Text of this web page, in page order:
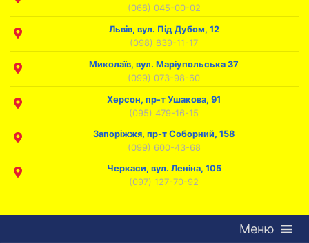
(068) 045-00-02
Львів, вул. Під Дубом, 12
(098) 839-11-17
Миколаїв, вул. Маріупольська 37
(099) 073-98-60
Херсон, пр-т Ушакова, 91
(095) 479-16-15
Запоріжжя, пр-т Соборний, 158
(099) 600-43-68
Черкаси, вул. Леніна, 105
(097) 127-70-92
Меню